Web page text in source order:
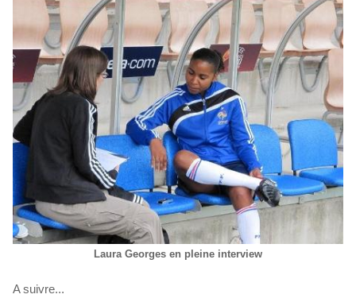
Laura Georges en pleine interview
A suivre...